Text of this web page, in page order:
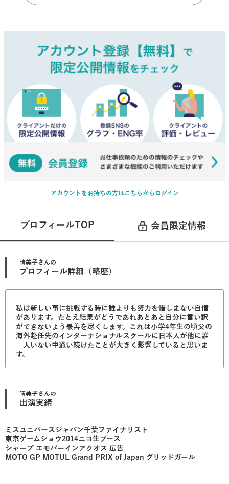
アカウントをお持ちの方はこちらからログイン
プロフィールTOP 会員限定情報
晴美子さんの
プロフィール詳細（略歴）
私は新しい事に挑戦する時に誰よりも努力を惜しまない自信
があります。たとえ結果がどうであれあとあと自分に言い訳
ができないよう最善を尽くします。これは小学4年生の頃父の
海外赴任先のインターナショナルスクールに日本人が他に誰
一人いない中通い続けたことが大きく影響していると思いま
す。
晴美子さんの
出演実績
ミスユニバースジャパン千葉ファイナリスト
東京ゲームショウ2014ニコ生ブース
シャープ エモパーインアクオス 広告
MOTO GP MOTUL Grand PRIX of Japan グリッドガール